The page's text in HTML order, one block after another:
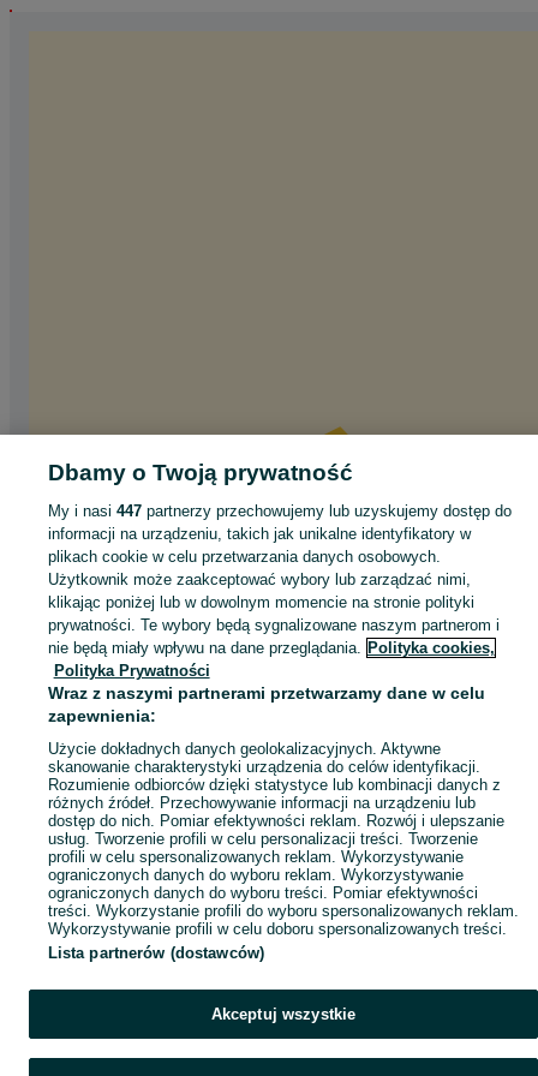
Ups! Coś poszło nie tak...
Odśwież lub wróć na stronę główną
Odśwież
Dbamy o Twoją prywatność
My i nasi 447partnerzy przechowujemy lub uzyskujemy dostęp do
informacji na urządzeniu, takich jak unikalne identyfikatory w
plikach cookie w celu przetwarzania danych osobowych.
Użytkownik może zaakceptować wybory lub zarządzać nimi,
klikając poniżej lub w dowolnym momencie na stronie polityki
prywatności. Te wybory będą sygnalizowane naszym partnerom i
nie będą miały wpływu na dane przeglądania. Polityka cookies,
Polityka Prywatności
Wraz z naszymi partnerami przetwarzamy dane w celu
zapewnienia:
Użycie dokładnych danych geolokalizacyjnych. Aktywne
skanowanie charakterystyki urządzenia do celów identyfikacji.
Rozumienie odbiorców dzięki statystyce lub kombinacji danych z
różnych źródeł. Przechowywanie informacji na urządzeniu lub
dostęp do nich. Pomiar efektywności reklam. Rozwój i ulepszanie
usług. Tworzenie profili w celu personalizacji treści. Tworzenie
profili w celu spersonalizowanych reklam. Wykorzystywanie
ograniczonych danych do wyboru reklam. Wykorzystywanie
ograniczonych danych do wyboru treści. Pomiar efektywności
treści. Wykorzystanie profili do wyboru spersonalizowanych reklam.
Wykorzystywanie profili w celu doboru spersonalizowanych treści.
Lista partnerów (dostawców)
Akceptuj wszystkie